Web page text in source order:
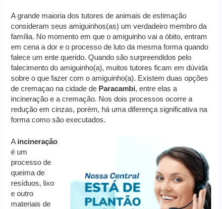
A grande maioria dos tutores de animais de estimação
consideram seus amiguinhos(as) um verdadeiro membro da
família. No momento em que o amiguinho vai a óbito, entram
em cena a dor e o processo de luto da mesma forma quando
falece um ente querido. Quando são surpreendidos pelo
falecimento do amiguinho(a), muitos tutores ficam em dúvida
sobre o que fazer com o amiguinho(a). Existem duas opções
de cremaçao na cidade de Paracambi, entre elas a
incineração e a cremação. Nos dois processos ocorre a
redução em cinzas, porém, há uma diferença significativa na
forma como são executados.
A incineração
é um
processo de
queima de
resíduos, lixo
e outro
materiais de